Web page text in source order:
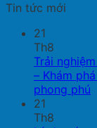
Tin tức mới
21
Th8
Trải
– Khám
phong phú
21
Th8